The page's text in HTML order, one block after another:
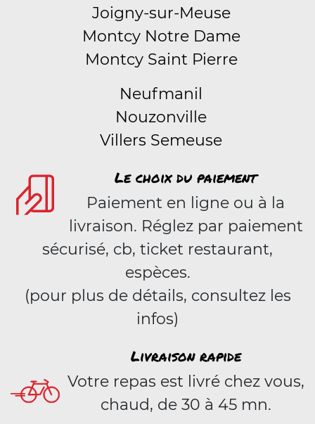
Joigny-sur-Meuse
Montcy Notre Dame
Montcy Saint Pierre
Neufmanil
Nouzonville
Villers Semeuse
Le choix du paiement
Paiement en ligne ou à la
livraison. Réglez par paiement
sécurisé, cb, ticket restaurant,
espèces.
(pour plus de détails, consultez les
infos)
Livraison rapide
Votre repas est livré chez vous,
chaud, de 30 à 45 mn.